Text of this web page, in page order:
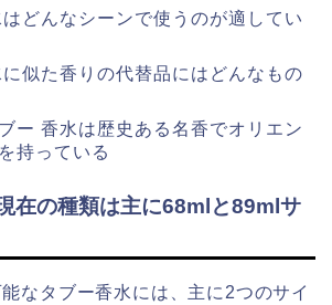
どんなシーンで使うのが適してい
似た香りの代替品にはどんなもの
ー 香水は歴史ある名香でオリエン
持っている
在の種類は主に68mlと89mlサ
なタブー香水には、主に2つのサイ